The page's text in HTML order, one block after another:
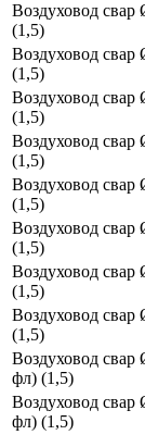
Воздуховод
(1,5)
Воздуховод
(1,5)
Воздуховод
(1,5)
Воздуховод
(1,5)
Воздуховод
(1,5)
Воздуховод
(1,5)
Воздуховод
(1,5)
Воздуховод
(1,5)
Воздуховод
фл) (1,5)
Воздуховод свар
фл) (1,5)